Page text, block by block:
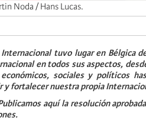
Noda / Hans Lucas.
tuvo lugar en Bélgica
en todos sus aspectos,
sociales y políticos
y fortalecer nuestra propia
aquí la resolución